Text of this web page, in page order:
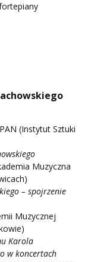
(Instytut Sztuki
Muzyczna
– spojrzenie
Muzycznej
Karola
w koncertach